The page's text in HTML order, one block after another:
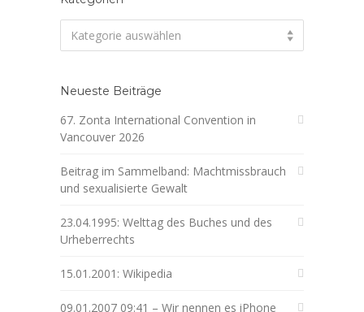
Kategorie auswählen
Neueste Beiträge
67. Zonta International Convention in
Vancouver 2026
Beitrag im Sammelband: Machtmissbrauch
und sexualisierte Gewalt
23.04.1995: Welttag des Buches und des
Urheberrechts
15.01.2001: Wikipedia
09.01.2007 09:41 – Wir nennen es iPhone